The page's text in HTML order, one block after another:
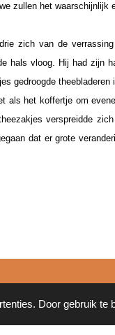
Door gebruik
zullen het waarschijnlijk
zich van de
hals vloog. Hij had zijn
gedroogde theebladeren
als het koffertje om
verspreidde
dat er grote